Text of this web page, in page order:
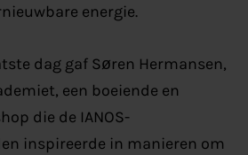
energie.
dag gaf Søren Hermansen,
een boeiende en
die de IANOS-
inspireerde in manieren om